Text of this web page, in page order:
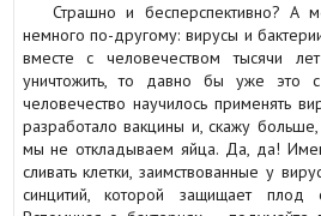
Страшно и бесперспективно? А
немного по-другому: вирусы и
вместе с человечеством тысячи
уничтожить, то давно бы уже это
человечество научилось применять
разработало вакцины и, скажу
мы не откладываем яйца. Да, да!
сливать клетки, заимствованные у
синцитий, которой защищает плод